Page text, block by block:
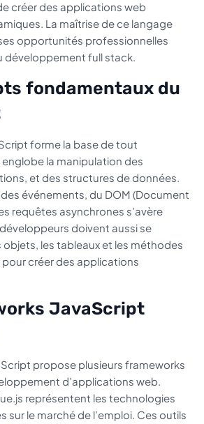
créer des applications web
La maîtrise de ce langage
opportunités professionnelles
développement full stack.
fondamentaux du
forme la base de tout
la manipulation des
et des structures de données.
événements, du DOM (Document
requêtes asynchrones s’avère
doivent aussi se
objets, les tableaux et les méthodes
créer des applications
JavaScript
propose plusieurs frameworks
d’applications web.
représentent les technologies
sur le marché de l’emploi. Ces outils